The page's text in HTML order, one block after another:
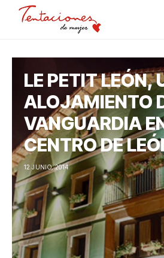
LE PETIT LEÓN,
ALOJAMIENTO
VANGUARDIA
CENTRO DE
12 JUNIO, 2014